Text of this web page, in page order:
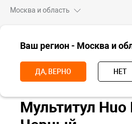
Москва и область
Ваш регион - Москва и
ДА, ВЕРНО НЕТ
Главная Для дома Инструменты
Мультитул Huo